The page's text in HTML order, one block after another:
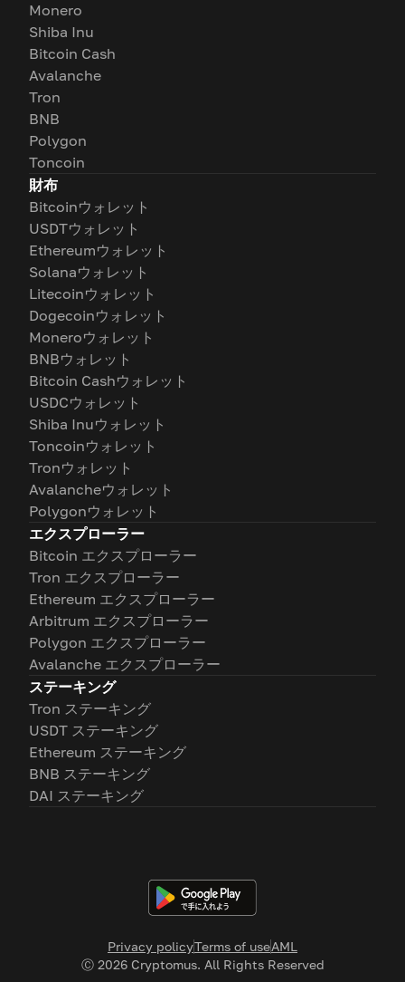
Privacy policyTerms of useAML
Ⓒ 2026Cryptomus. All Rights Reserved
Monero
Shiba Inu
Bitcoin Cash
Avalanche
Tron
BNB
Polygon
Toncoin
財布
Bitcoinウォレット
USDTウォレット
Ethereumウォレット
Solanaウォレット
Litecoinウォレット
Dogecoinウォレット
Moneroウォレット
BNBウォレット
Bitcoin Cashウォレット
USDCウォレット
Shiba Inuウォレット
Toncoinウォレット
Tronウォレット
Avalancheウォレット
Polygonウォレット
エクスプローラー
Bitcoin エクスプローラー
Tron エクスプローラー
Ethereum エクスプローラー
Arbitrum エクスプローラー
Polygon エクスプローラー
Avalanche エクスプローラー
ステーキング
Tron ステーキング
USDT ステーキング
Ethereum ステーキング
BNB ステーキング
DAI ステーキング